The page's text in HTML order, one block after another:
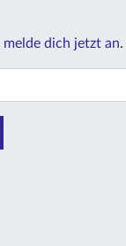
melde dich jetzt an.